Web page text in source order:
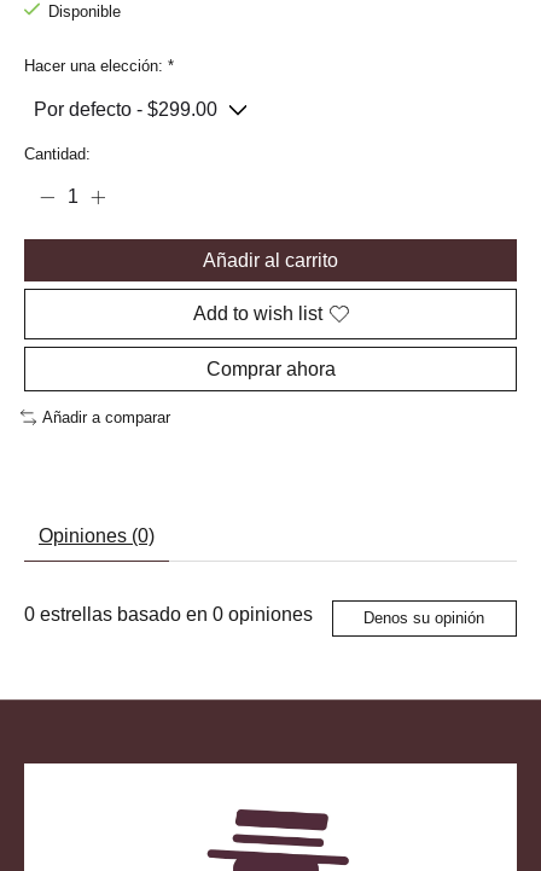
Disponible
Hacer una elección: *
Cantidad:
Añadir al carrito
Add to wish list
Comprar ahora
Añadir a comparar
Opiniones (0)
0 estrellas basado en 0 opiniones Denos su opinión